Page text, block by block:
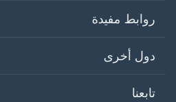
روابط مفيدة
دول أخرى
تابعنا